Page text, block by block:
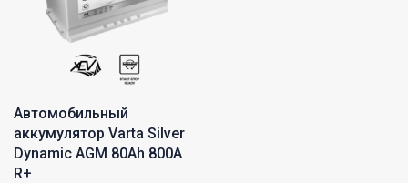
Автомобильный
аккумулятор Varta Silver
Dynamic AGM 80Ah 800A
R+